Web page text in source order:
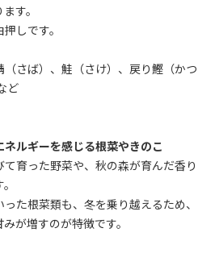
す。
しです。
さば）、鮭（さけ）、戻り鰹（かつ
ど
ルギーを感じる根菜やきのこ
育った野菜や、秋の森が育んだ香り
た根菜類も、冬を乗り越えるため、
が増すのが特徴です。